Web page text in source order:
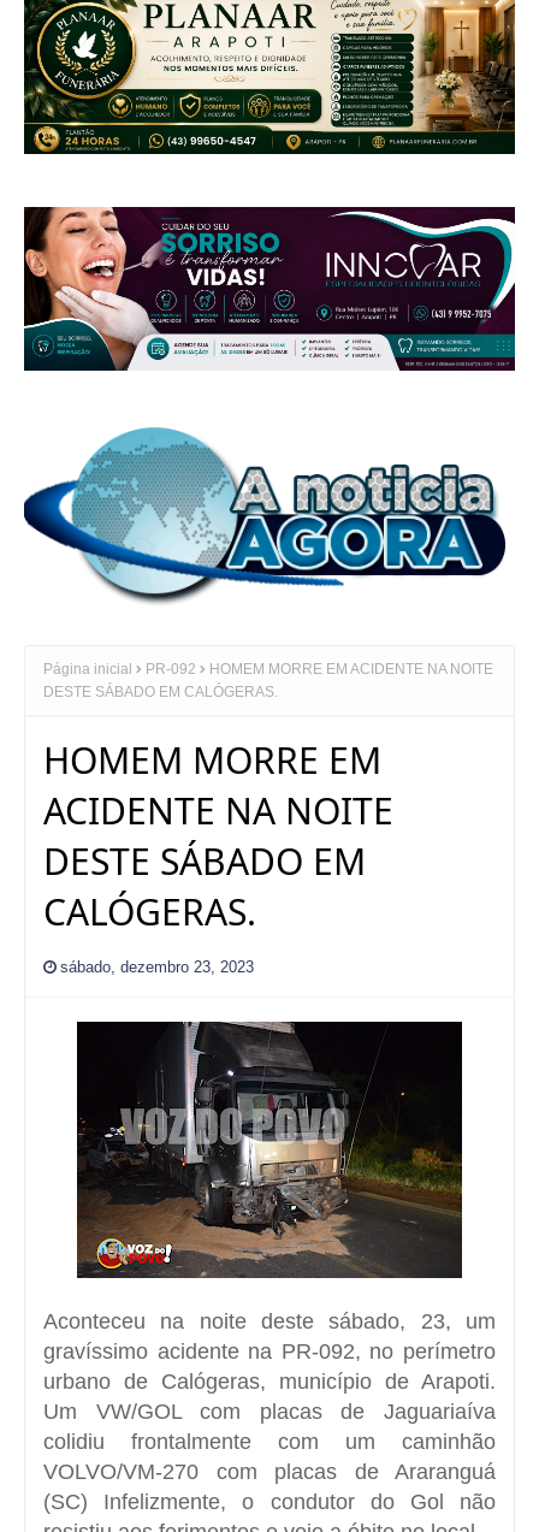
Página inicial PR-092
HOMEM MORRE EM ACIDENTE NA NOITE
DESTE SÁBADO EM CALÓGERAS.
HOMEM MORRE EM
ACIDENTE NA NOITE
DESTE SÁBADO EM
CALÓGERAS.
sábado, dezembro 23, 2023
Aconteceu na noite deste sábado, 23, um
gravíssimo acidente na PR-092, no perímetro
urbano de Calógeras, município de Arapoti.
Um VW/GOL com placas de Jaguariaíva
colidiu frontalmente com um caminhão
VOLVO/VM-270 com placas de Araranguá
(SC) Infelizmente, o condutor do Gol não